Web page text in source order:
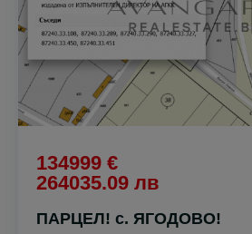
134999 €
264035.09 лв
ПАРЦЕЛ! с. ЯГОДОВО!